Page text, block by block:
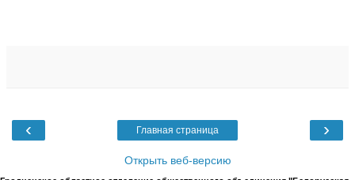
‹ ›
Главная страница
Открыть веб-версию